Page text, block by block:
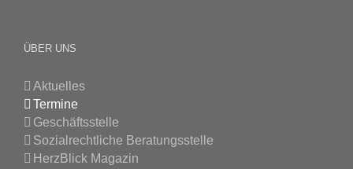
ÜBER UNS
Aktuelles
Termine
Geschäftsstelle
Sozialrechtliche Beratungsstelle
HerzBlick Magazin